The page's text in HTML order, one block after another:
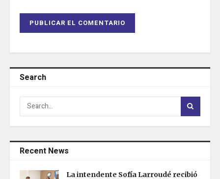
Search
Recent News
La intendente Sofía Larroudé recibió